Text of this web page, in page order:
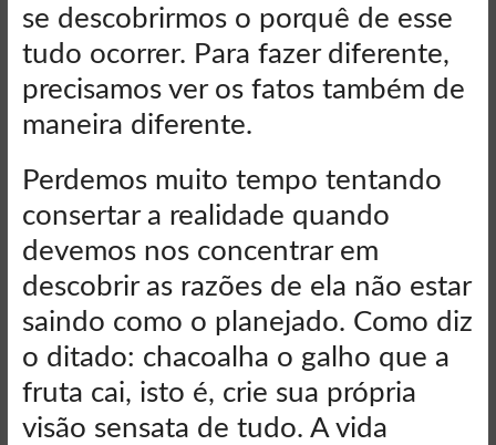
se descobrirmos o porquê de esse
tudo ocorrer. Para fazer diferente,
precisamos ver os fatos também de
maneira diferente.
Perdemos muito tempo tentando
consertar a realidade quando
devemos nos concentrar em
descobrir as razões de ela não estar
saindo como o planejado. Como diz
o ditado: chacoalha o galho que a
fruta cai, isto é, crie sua própria
visão sensata de tudo. A vida